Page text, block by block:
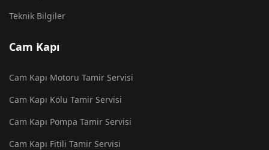
Teknik Bilgiler
Cam Kapı
Cam Kapı Motoru Tamir Servisi
Cam Kapı Kolu Tamir Servisi
Cam Kapı Pompa Tamir Servisi
Cam Kapı Fitili Tamir Servisi